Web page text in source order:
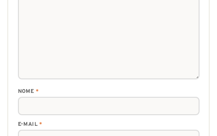
NOME *
E-MAIL*